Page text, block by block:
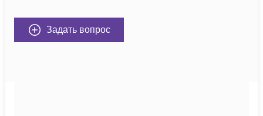
Задать вопрос